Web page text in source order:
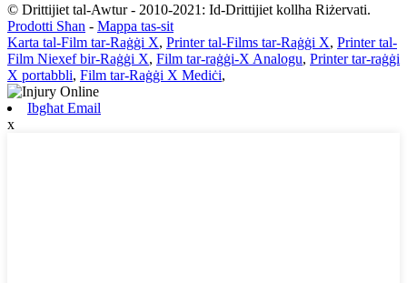
© Drittijiet tal-Awtur - 2010-2021: Id-Drittijiet kollha Riżervati.
Prodotti Sħan - Mappa tas-sit
Karta tal-Film tar-Raġġi X, Printer tal-Films tar-Raġġi X, Printer tal-
Film Niexef bir-Raġġi X, Film tar-raġġi-X Analogu, Printer tar-raġġi
X portabbli, Film tar-Raġġi X Mediċi,
Ibgħat Email
x